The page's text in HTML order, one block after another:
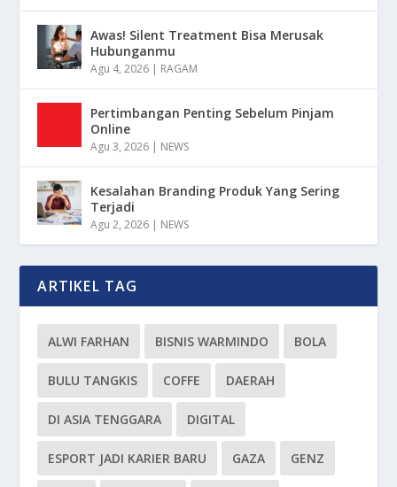
Awas! Silent Treatment Bisa Merusak
Hubunganmu
Agu 4, 2026 | RAGAM
Pertimbangan Penting Sebelum Pinjam
Online
Agu 3, 2026 | NEWS
Kesalahan Branding Produk Yang Sering
Terjadi
Agu 2, 2026 | NEWS
ARTIKEL TAG
ALWI FARHAN BISNIS WARMINDO BOLA
BULU TANGKIS COFFE DAERAH
DI ASIA TENGGARA DIGITAL
ESPORT JADI KARIER BARU GAZA GENZ